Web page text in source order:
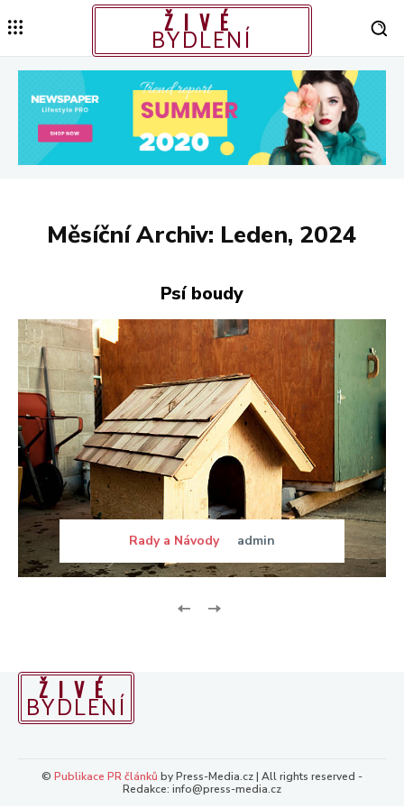
ŽIVÉ
BYDLENÍ
Měsíční Archiv: Leden, 2024
Psí boudy
Rady a Návody admin
ŽIVÉ
BYDLENÍ
© Publikace PR článků by Press-Media.cz | All rights reserved -
Redakce: info@press-media.cz